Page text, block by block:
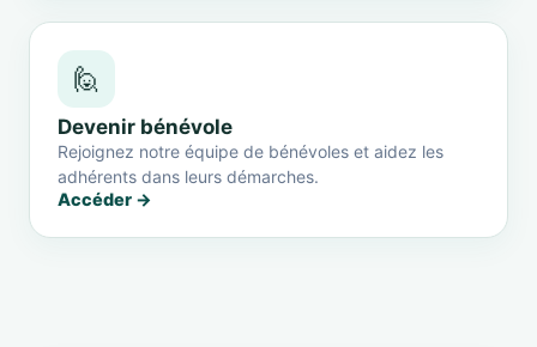
🙋
Devenir bénévole
Rejoignez notre équipe de bénévoles et aidez les
adhérents dans leurs démarches.
Accéder →